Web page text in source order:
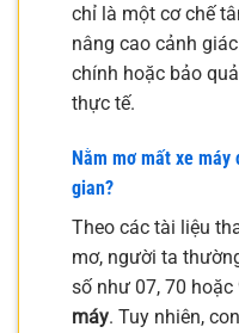
chỉ là một cơ chế
nâng cao cảnh
chính hoặc bảo
thực tế.
Nằm mơ mất xe
gian?
Theo các tài liệu
mơ, người ta
số như 07, 70 hoặc
máy. Tuy nhiên,